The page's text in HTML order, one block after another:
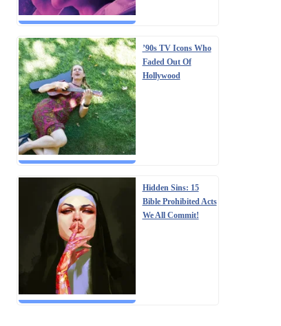
’90s TV Icons Who
Faded Out Of
Hollywood
Hidden Sins: 15
Bible Prohibited Acts
We All Commit!